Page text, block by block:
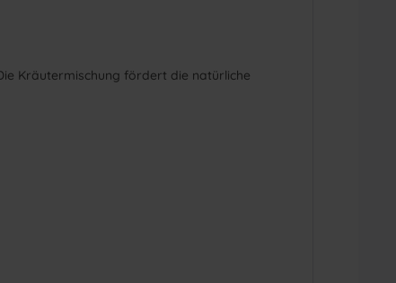
Kräutermischung fördert die natürliche